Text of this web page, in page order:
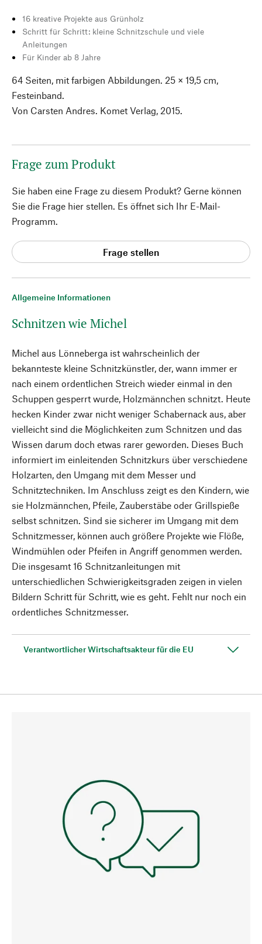
Allgemeine Informationen
Schnitzen wie Michel
Michel aus Lönneberga ist wahrscheinlich der
bekannteste kleine Schnitzkünstler, der, wann immer er
nach einem ordentlichen Streich wieder einmal in den
Schuppen gesperrt wurde, Holzmännchen schnitzt. Heute
hecken Kinder zwar nicht weniger Schabernack aus, aber
vielleicht sind die Möglichkeiten zum Schnitzen und das
Wissen darum doch etwas rarer geworden. Dieses Buch
informiert im einleitenden Schnitzkurs über verschiedene
Holzarten, den Umgang mit dem Messer und
Schnitztechniken. Im Anschluss zeigt es den Kindern, wie
sie Holzmännchen, Pfeile, Zauberstäbe oder Grillspieße
selbst schnitzen. Sind sie sicherer im Umgang mit dem
Schnitzmesser, können auch größere Projekte wie Flöße,
Windmühlen oder Pfeifen in Angriff genommen werden.
Die insgesamt 16 Schnitzanleitungen mit
unterschiedlichen Schwierigkeitsgraden zeigen in vielen
Bildern Schritt für Schritt, wie es geht. Fehlt nur noch ein
ordentliches Schnitzmesser.
Verantwortlicher Wirtschaftsakteur für die EU
16 kreative Projekte aus Grünholz
Schritt für Schritt: kleine Schnitzschule und viele
Anleitungen
Für Kinder ab 8 Jahre
64 Seiten, mit farbigen Abbildungen. 25 × 19,5 cm,
Festeinband.
Von Carsten Andres. Komet Verlag, 2015.
Frage zum Produkt
Sie haben eine Frage zu diesem Produkt? Gerne können
Sie die Frage hier stellen. Es öffnet sich Ihr E-Mail-
Programm.
Frage stellen